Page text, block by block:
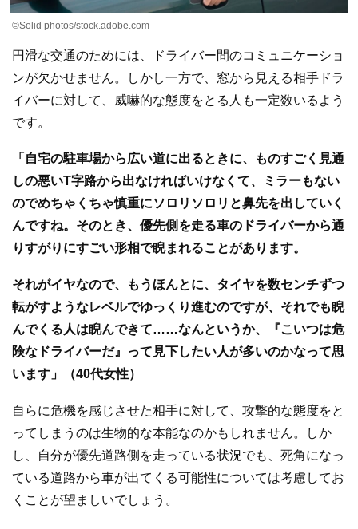
©Solid photos/stock.adobe.com
円滑な交通のためには、ドライバー間のコミュニケーショ
ンが欠かせません。しかし一方で、窓から見える相手ドラ
イバーに対して、威嚇的な態度をとる人も一定数いるよう
です。
「自宅の駐車場から広い道に出るときに、ものすごく見通
しの悪いT字路から出なければいけなくて、ミラーもない
のでめちゃくちゃ慎重にソロリソロリと鼻先を出していく
んですね。そのとき、優先側を走る車のドライバーから通
りすがりにすごい形相で睨まれることがあります。
それがイヤなので、もうほんとに、タイヤを数センチずつ
転がすようなレベルでゆっくり進むのですが、それでも睨
んでくる人は睨んできて……なんというか、『こいつは危
険なドライバーだ』って見下したい人が多いのかなって思
います」（40代女性）
自らに危機を感じさせた相手に対して、攻撃的な態度をと
ってしまうのは生物的な本能なのかもしれません。しか
し、自分が優先道路側を走っている状況でも、死角になっ
ている道路から車が出てくる可能性については考慮してお
くことが望ましいでしょう。